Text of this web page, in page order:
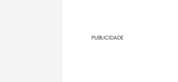
PUBLICIDADE